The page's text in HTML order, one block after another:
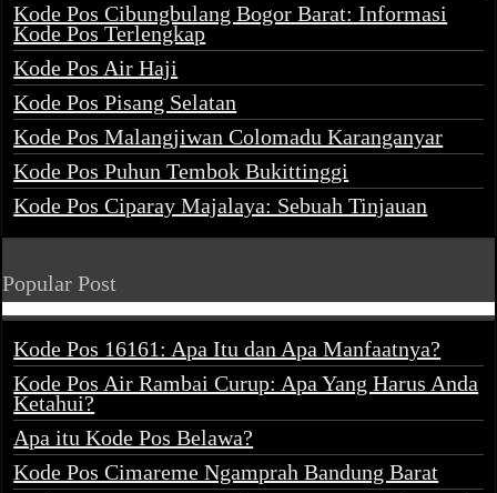
Kode Pos Cibungbulang Bogor Barat: Informasi
Kode Pos Terlengkap
Kode Pos Air Haji
Kode Pos Pisang Selatan
Kode Pos Malangjiwan Colomadu Karanganyar
Kode Pos Puhun Tembok Bukittinggi
Kode Pos Ciparay Majalaya: Sebuah Tinjauan
Popular Post
Kode Pos 16161: Apa Itu dan Apa Manfaatnya?
Kode Pos Air Rambai Curup: Apa Yang Harus Anda
Ketahui?
Apa itu Kode Pos Belawa?
Kode Pos Cimareme Ngamprah Bandung Barat